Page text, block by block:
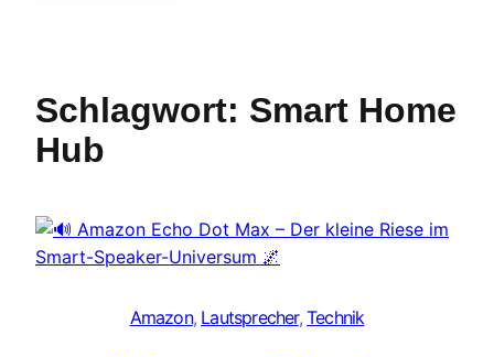
Schlagwort: Smart Home
Hub
Amazon, Lautsprecher, Technik